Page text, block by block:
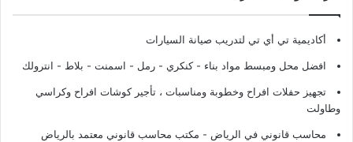
أكاديمية تي أي تي لتدريب صيانة السيارات
افضل محل ومبسط مواد بناء - كنكري - رمل - اسمنت - بلاط - انترولك
تجهيز حفلات افراح وخطوبة ومناسبات ، تأجير كوشات افراح وكراسي
وطاولت
محاسب قانوني في الرياض - مكتب محاسب قانوني معتمد بالرياض